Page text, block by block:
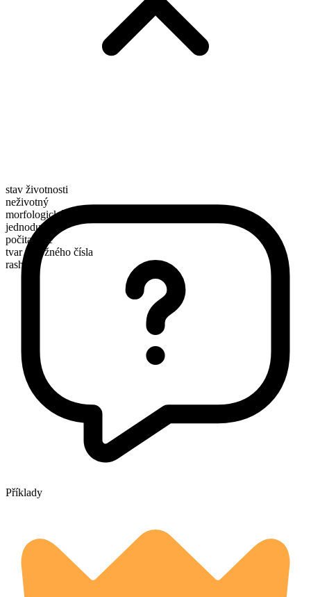
stav životnosti
neživotný
morfologické složení
jednoduché
počitatelné
tvar množného čísla
rashes
Příklady